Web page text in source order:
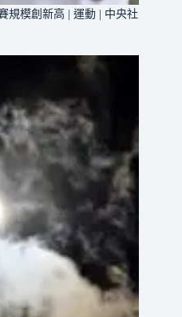
規模創新高 | 運動 | 中央社